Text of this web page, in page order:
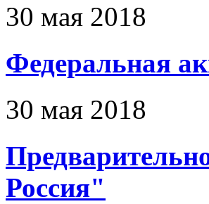
30 мая 2018
Федеральная
30 мая 2018
Россия"